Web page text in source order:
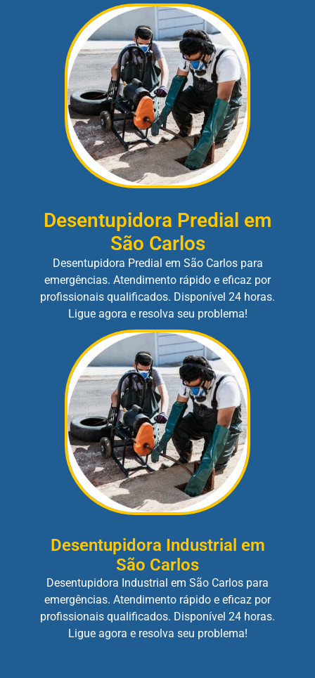
Desentupidora Predial em
São Carlos
Desentupidora Predial em São Carlos para
emergências. Atendimento rápido e eficaz por
profissionais qualificados. Disponível 24 horas.
Ligue agora e resolva seu problema!
Desentupidora Industrial em
São Carlos
Desentupidora Industrial em São Carlos para
emergências. Atendimento rápido e eficaz por
profissionais qualificados. Disponível 24 horas.
Ligue agora e resolva seu problema!